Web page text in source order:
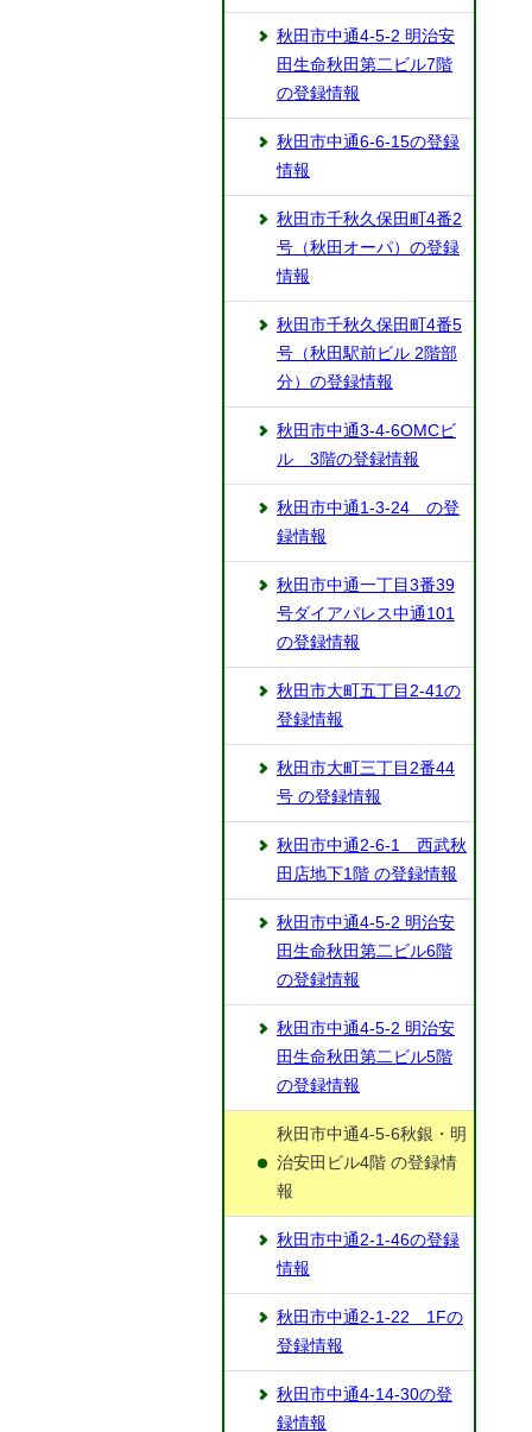
秋田市中通4-5-2 明治安
田生命秋田第二ビル7階
の登録情報
秋田市中通6-6-15の登録
情報
秋田市千秋久保田町4番2
号（秋田オーパ）の登録
情報
秋田市千秋久保田町4番5
号（秋田駅前ビル 2階部
分）の登録情報
秋田市中通3-4-6OMCビ
ル 3階の登録情報
秋田市中通1-3-24 の登
録情報
秋田市中通一丁目3番39
号ダイアパレス中通101
の登録情報
秋田市大町五丁目2-41の
登録情報
秋田市大町三丁目2番44
号 の登録情報
秋田市中通2-6-1 西武秋
田店地下1階 の登録情報
秋田市中通4-5-2 明治安
田生命秋田第二ビル6階
の登録情報
秋田市中通4-5-2 明治安
田生命秋田第二ビル5階
の登録情報
秋田市中通4-5-6秋銀・明
治安田ビル4階 の登録情
報
秋田市中通2-1-46の登録
情報
秋田市中通2-1-22 1Fの
登録情報
秋田市中通4-14-30の登
録情報